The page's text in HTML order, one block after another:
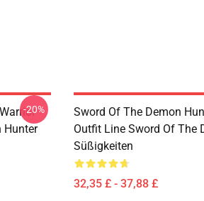
Hunter
-20%
Sword Of The Demon
Outfit Line Sword Of The
Süßigkeiten
32,35 £ - 37,88 £